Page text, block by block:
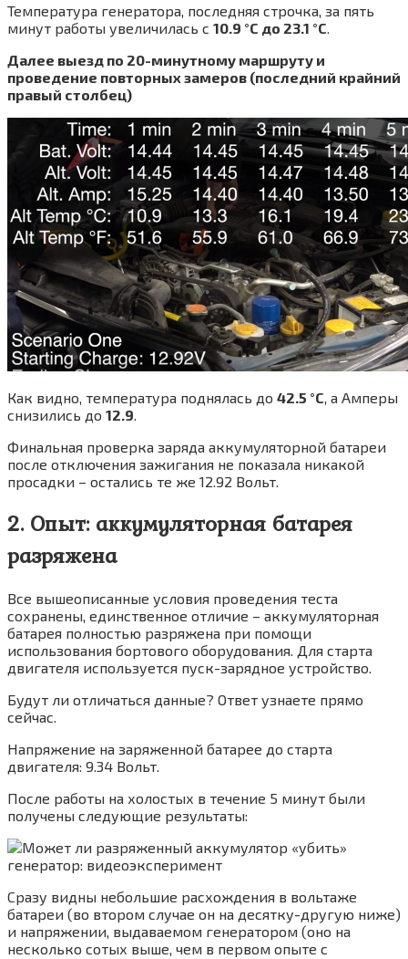
Температура генератора, последняя строчка, за пять
минут работы увеличилась с 10.9 °C до 23.1 °C
Далее выезд по 20-минутному маршруту и
проведение повторных замеров (последний крайний
правый столбец)
Как видно, температура поднялась до 42.5 °C , а Амперы
снизились до 12.9
Финальная проверка заряда аккумуляторной батареи
после отключения зажигания не показала никакой
просадки – остались те же 12.92 Вольт.
2. Опыт: аккумуляторная батарея
разряжена
Все вышеописанные условия проведения теста
сохранены, единственное отличие – аккумуляторная
батарея полностью разряжена при помощи
использования бортового оборудования. Для старта
двигателя используется пуск-зарядное устройство.
Будут ли отличаться данные? Ответ узнаете прямо
сейчас.
Напряжение на заряженной батарее до старта
двигателя: 9.34 Вольт.
После работы на холостых в течение 5 минут были
получены следующие результаты:
Сразу видны небольшие расхождения в вольтаже
батареи (во втором случае он на десятку-другую ниже)
и напряжении, выдаваемом генератором (оно на
несколько сотых выше, чем в первом опыте с